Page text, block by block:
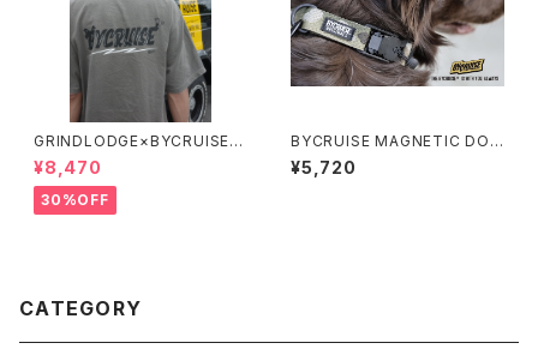
GRINDLODGE×BYCRUISE T
-SHIRT NEW LOGO
¥8,470
30%OFF
BYCRUISE MAGNETIC DOG
COLLER (M・L)
¥5,720
CATEGORY